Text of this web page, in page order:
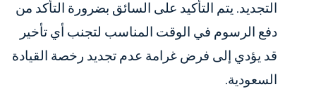
التجديد. يتم التأكيد على السائق بضرورة التأكد من
دفع الرسوم في الوقت المناسب لتجنب أي تأخير
قد يؤدي إلى فرض غرامة عدم تجديد رخصة القيادة
السعودية.